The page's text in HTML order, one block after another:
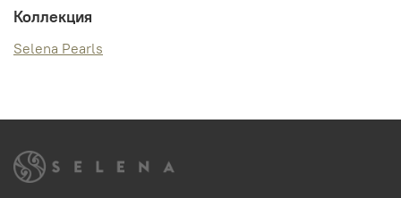
Коллекция
Selena Pearls